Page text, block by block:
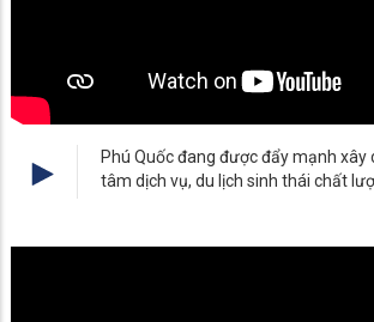
Phú Quốc đang được đẩy mạnh
tâm dịch vụ, du lịch sinh thái chất